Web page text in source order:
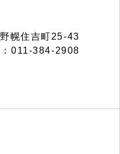
幌住吉町25-43
011-384-2908